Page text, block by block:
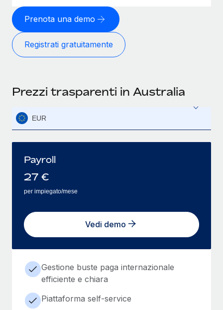
Prenota una demo
Registrati gratuitamente
Prezzi trasparenti in Australia
EUR
Payroll
27 €
per impiegato/mese
Vedi demo
Gestione buste paga internazionale
efficiente e chiara
Piattaforma self-service